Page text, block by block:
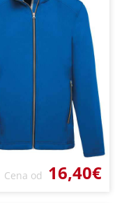
Cena od 16,40€